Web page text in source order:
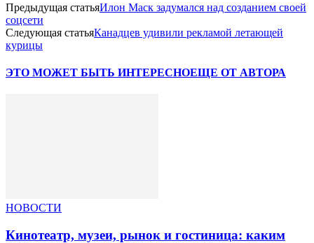
Предыдущая статьяИлон Маск задумался над созданием своей
соцсети
Следующая статьяКанадцев удивили рекламой летающей
курицы
ЭТО МОЖЕТ БЫТЬ ИНТЕРЕСНОЕЩЕ ОТ АВТОРА
НОВОСТИ
Кинотеатр, музеи, рынок и гостиница: каким